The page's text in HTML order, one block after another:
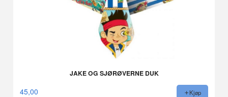
JAKE OG SJØRØVERNE DUK
45,00 Kjøp